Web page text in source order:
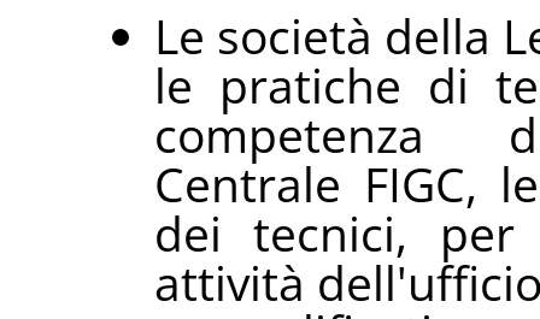
Le società della
le pratiche di
competenza
Centrale FIGC,
dei tecnici, per
attività